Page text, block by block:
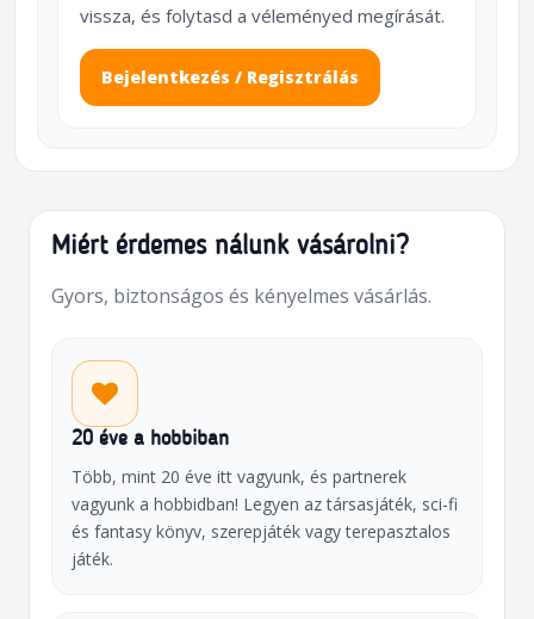
vissza, és folytasd a véleményed megírását.
Bejelentkezés / Regisztrálás
Miért érdemes nálunk vásárolni?
Gyors, biztonságos és kényelmes vásárlás.
20 éve a hobbiban
Több, mint 20 éve itt vagyunk, és partnerek
vagyunk a hobbidban! Legyen az társasjáték, sci-fi
és fantasy könyv, szerepjáték vagy terepasztalos
játék.